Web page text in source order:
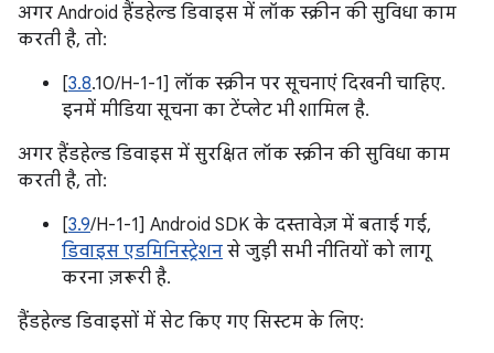
अगर Android हैंडहेल्ड डिवाइस में लॉक स्क्रीन की सुविधा काम
करती है, तो:
[3.8.10/H-1-1] लॉक स्क्रीन पर सूचनाएं दिखनी चाहिए.
इनमें मीडिया सूचना का टेंप्लेट भी शामिल है.
अगर हैंडहेल्ड डिवाइस में सुरक्षित लॉक स्क्रीन की सुविधा काम
करती है, तो:
[3.9/H-1-1] Android SDK के दस्तावेज़ में बताई गई,
डिवाइस एडमिनिस्ट्रेशन से जुड़ी सभी नीतियों को लागू
करना ज़रूरी है.
हैंडहेल्ड डिवाइसों में सेट किए गए सिस्टम के लिए: